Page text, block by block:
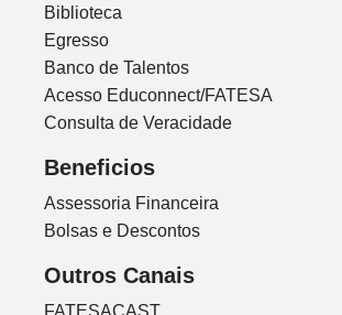
Biblioteca
Egresso
Banco de Talentos
Acesso Educonnect/FATESA
Consulta de Veracidade
Beneficios
Assessoria Financeira
Bolsas e Descontos
Outros Canais
FATESACAST